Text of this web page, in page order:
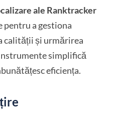
ale Ranktracker
pentru a gestiona
calității și urmărirea
simplifică
eficiența.